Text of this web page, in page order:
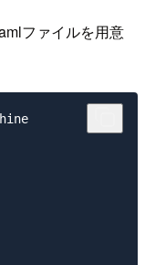
ファイルを用意